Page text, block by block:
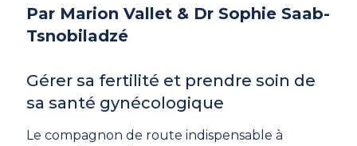
Par Marion Vallet & Dr Sophie Saab-
Tsnobiladzé
Gérer sa fertilité et prendre soin de
sa santé gynécologique
Le compagnon de route indispensable à